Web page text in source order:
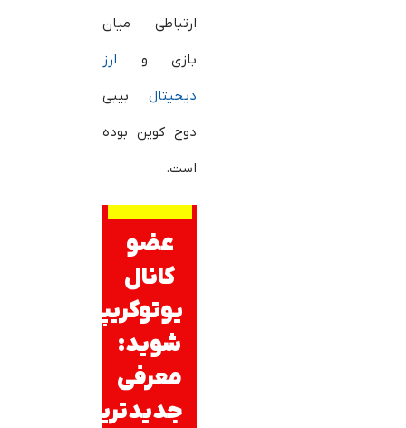
ارتباطی میان
بازی و ارز
دیجیتال بیبی
دوج کوین بوده
است.
عضو
کانال
یوتوکریپتو
شوید:
معرفی
جدیدترین